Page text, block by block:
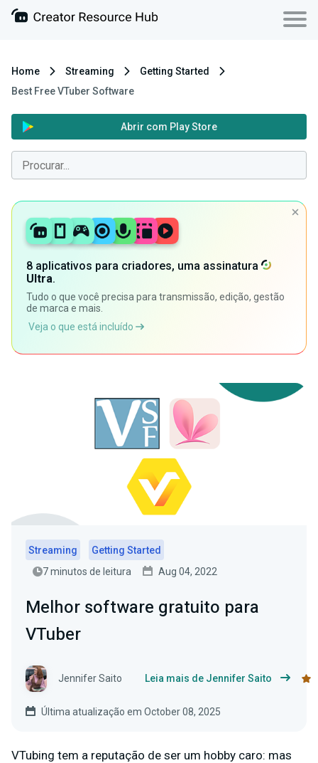
Home Streaming
Getting Started
Best Free VTuber Software
Abrir com Play Store
8 aplicativos para criadores, uma assinatura
Ultra.
Tudo o que você precisa para transmissão, edição, gestão
de marca e mais.
Veja o que está incluído
Streaming
Getting Started
7 minutos de leitura
Aug 04, 2022
Melhor software gratuito para
VTuber
Jennifer Saito Leia mais de Jennifer Saito
Última atualização em October 08, 2025
VTubing tem a reputação de ser um hobby caro: mas